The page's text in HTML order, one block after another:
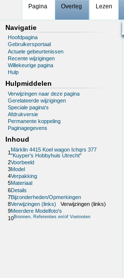
Pagina
Overleg Lezen
Navigatie
Hoofdpagina
Gebruikersportaal
Actuele gebeurtenissen
Recente wijzigingen
Willekeurige pagina
Hulp
Hulpmiddelen
Verwijzingen naar deze pagina
Gerelateerde wijzigingen
Speciale pagina's
Afdrukversie
Permanente koppeling
Paginagegevens
Inhoud
1Märklin 4415 Koel wagon Ichqrs 377
"Kuyper's Hobbyhuis Utrecht"
2Voorbeeld
3Model
4Verpakking
5Materiaal
6Details
7Bijzonderheden/Opmerkingen
8Verwijzingen (links)
Verwijzingen (links)
9Meerdere Modelfoto's
10Bronnen, Referenties en/of Voetnoten